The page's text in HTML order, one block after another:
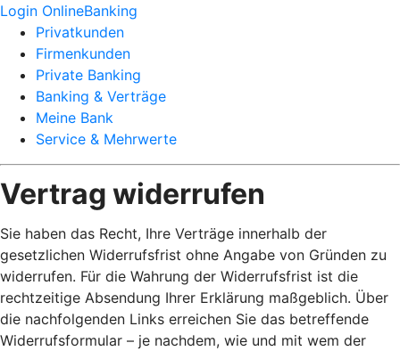
Login OnlineBanking
Privatkunden
Firmenkunden
Private Banking
Banking & Verträge
Meine Bank
Service & Mehrwerte
Vertrag widerrufen
Sie haben das Recht, Ihre Verträge innerhalb der
gesetzlichen Widerrufsfrist ohne Angabe von Gründen zu
widerrufen. Für die Wahrung der Widerrufsfrist ist die
rechtzeitige Absendung Ihrer Erklärung maßgeblich. Über
die nachfolgenden Links erreichen Sie das betreffende
Widerrufsformular – je nachdem, wie und mit wem der